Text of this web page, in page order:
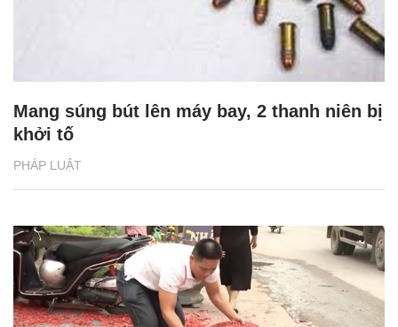
PHÁP LUẬT
Mang súng bút lên máy bay, 2 thanh niên bị
khởi tố